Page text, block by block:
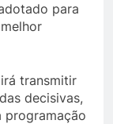
para
transmitir
decisivas,
programação